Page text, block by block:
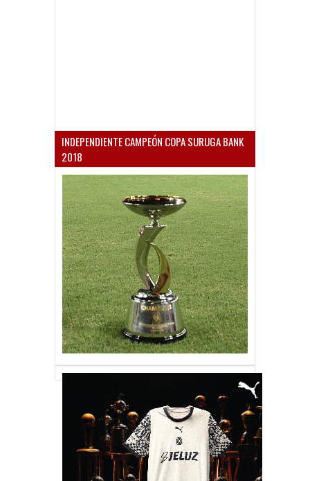
INDEPENDIENTE CAMPEÓN COPA SURUGA BANK
2018